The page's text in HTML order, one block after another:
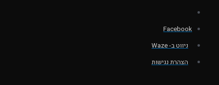
Facebook
ניווט ב- Waze
הצהרת נגישות